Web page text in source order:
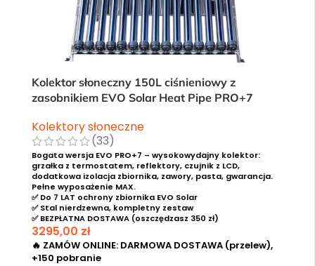
Kolektor słoneczny 150L ciśnieniowy z
zasobnikiem EVO Solar Heat Pipe PRO+7
Kolektory słoneczne
(33)
Bogata wersja EVO PRO+7 – wysokowydajny kolektor:
grzałka z termostatem, reflektory, czujnik z LCD,
dodatkowa izolacja zbiornika, zawory, pasta, gwarancja.
Pełne wyposażenie MAX.
✅ Do 7 LAT ochrony zbiornika EVO Solar
✅ Stal nierdzewna, kompletny zestaw
✅ BEZPŁATNA DOSTAWA (oszczędzasz 350 zł)
3295,00 zł
🔥 ZAMÓW ONLINE: DARMOWA DOSTAWA (przelew),
+150 pobranie